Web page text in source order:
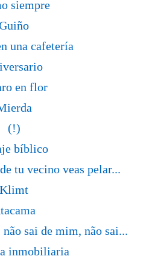
siempre
una cafetería
en flor
(!)
bíblico
tu vecino veas pelar...
Klimt
sai de mim, não sai...
inmobiliaria